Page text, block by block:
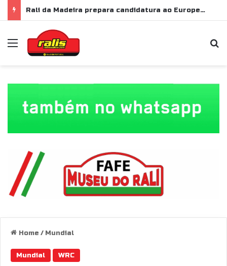
Rali da Madeira prepara candidatura ao Europeu de Ralis para 2028
Menu
Home / Mundial
Mundial WRC